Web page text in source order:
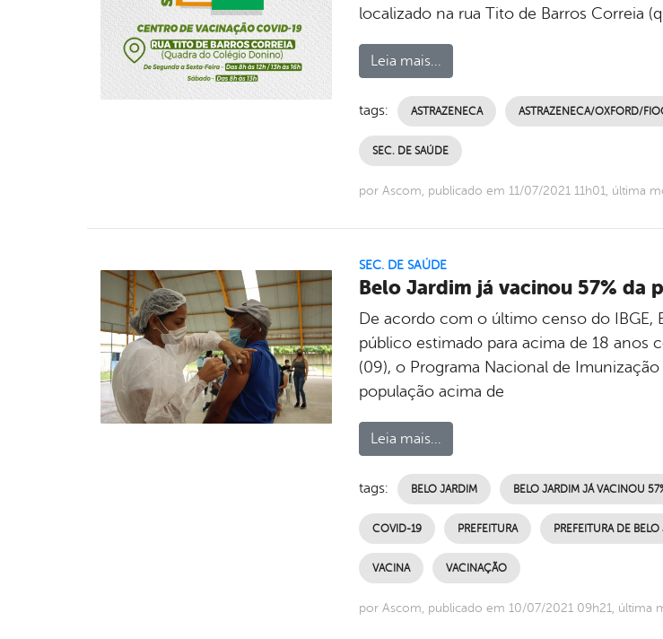
localizado na rua Tito de Barros Correia
Leia mais...
tags: ASTRAZENECA ASTRAZENECA/OXFORD/
SEC. DE SAÚDE
por Ascom, publicado em 11/07/2021 11h01, última
SEC. DE SAÚDE
Belo Jardim já vacinou 57% da
De acordo com o último censo do IBGE,
público estimado para acima de 18 anos
(09), o Programa Nacional de
população acima de
Leia mais...
tags: BELO JARDIM BELO JARDIM JÁ VACINOU
COVID-19 PREFEITURA PREFEITURA DE
VACINA VACINAÇÃO
por Ascom, publicado em 10/07/2021 09h21, última